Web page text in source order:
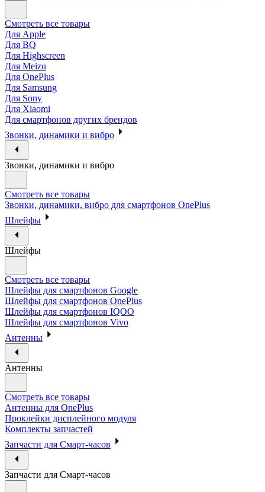
Смотреть все товары
Для Apple
Для BQ
Для Highscreen
Для Meizu
Для OnePlus
Для Samsung
Для Sony
Для Xiaomi
Для смартфонов других брендов
Звонки, динамики и вибро
Звонки, динамики и вибро
Смотреть все товары
Звонки, динамики, вибро для смартфонов OnePlus
Шлейфы
Шлейфы
Смотреть все товары
Шлейфы для смартфонов Google
Шлейфы для смартфонов OnePlus
Шлейфы для смартфонов IQOO
Шлейфы для смартфонов Vivo
Антенны
Антенны
Смотреть все товары
Антенны для OnePlus
Проклейки дисплейного модуля
Комплекты запчастей
Запчасти для Смарт-часов
Запчасти для Смарт-часов